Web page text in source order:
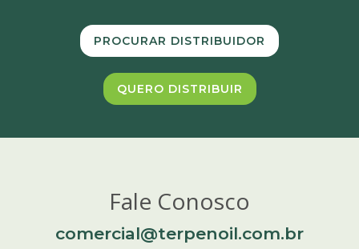
PROCURAR DISTRIBUIDOR
QUERO DISTRIBUIR
Fale Conosco
comercial@terpenoil.com.br